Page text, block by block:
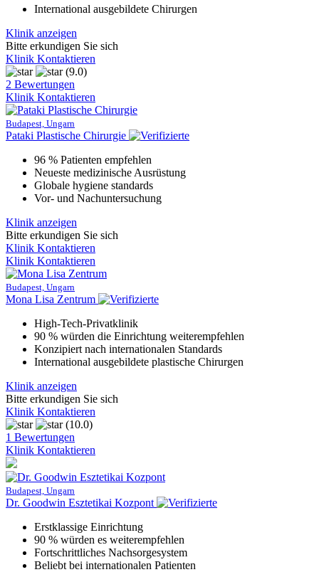
International ausgebildete Chirurgen
Klinik anzeigen
Bitte erkundigen Sie sich
Klinik Kontaktieren
(9.0)
2 Bewertungen
Klinik Kontaktieren
Budapest, Ungarn
Pataki Plastische Chirurgie
96 % Patienten empfehlen
Neueste medizinische Ausrüstung
Globale hygiene standards
Vor- und Nachuntersuchung
Klinik anzeigen
Bitte erkundigen Sie sich
Klinik Kontaktieren
Klinik Kontaktieren
Budapest, Ungarn
Mona Lisa Zentrum
High-Tech-Privatklinik
90 % würden die Einrichtung weiterempfehlen
Konzipiert nach internationalen Standards
International ausgebildete plastische Chirurgen
Klinik anzeigen
Bitte erkundigen Sie sich
Klinik Kontaktieren
(10.0)
1 Bewertungen
Klinik Kontaktieren
Budapest, Ungarn
Dr. Goodwin Esztetikai Kozpont
Erstklassige Einrichtung
90 % würden es weiterempfehlen
Fortschrittliches Nachsorgesystem
Beliebt bei internationalen Patienten